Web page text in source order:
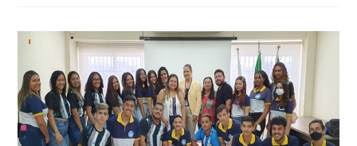
Prêmio
CFA
Belmiro
Siqueira
2022